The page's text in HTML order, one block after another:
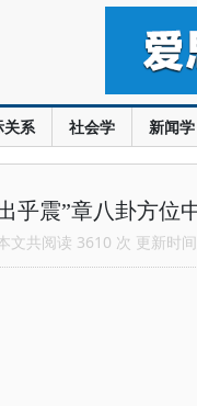
关系 社会学 新闻学
乎震”章八卦方位
文共阅读 3610 次 更新时